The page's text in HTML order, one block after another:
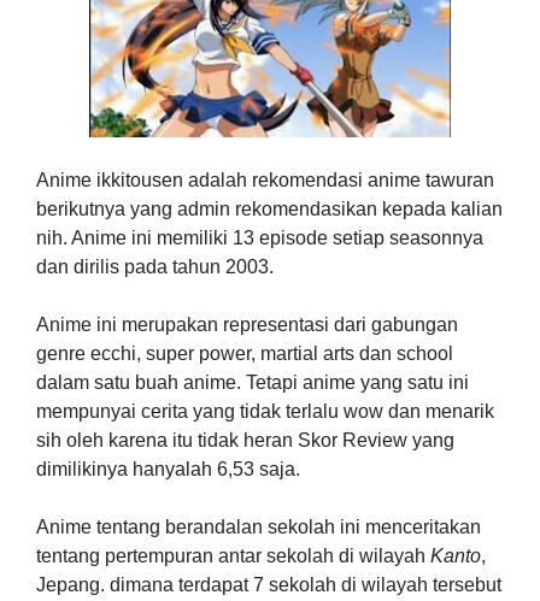
Anime ikkitousen adalah rekomendasi anime tawuran
berikutnya yang admin rekomendasikan kepada kalian
nih. Anime ini memiliki 13 episode setiap seasonnya
dan dirilis pada tahun 2003.
Anime ini merupakan representasi dari gabungan
genre ecchi, super power, martial arts dan school
dalam satu buah anime. Tetapi anime yang satu ini
mempunyai cerita yang tidak terlalu wow dan menarik
sih oleh karena itu tidak heran Skor Review yang
dimilikinya hanyalah 6,53 saja.
Anime tentang berandalan sekolah ini menceritakan
tentang pertempuran antar sekolah di wilayah Kanto,
Jepang. dimana terdapat 7 sekolah di wilayah tersebut